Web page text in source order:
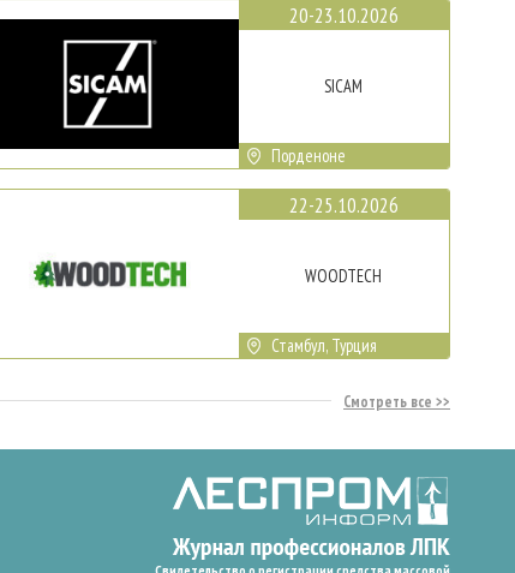
20-23.10.2026
SICAM
Порденоне
22-25.10.2026
WOODTECH
Стамбул, Турция
Смотреть все